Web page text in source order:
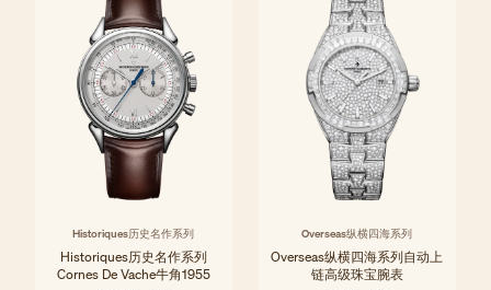
Historiques历史名作系列
Historiques历史名作系列
Cornes De Vache牛角1955
Overseas纵横四海系列
Overseas纵横四海系列自动上
链高级珠宝腕表